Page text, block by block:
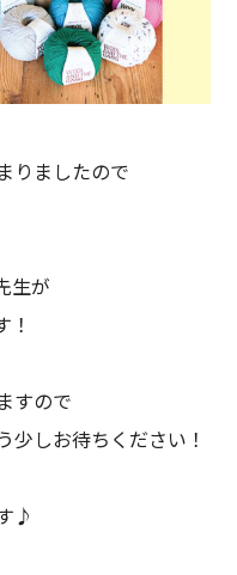
りましたので
生が
すので
少しお待ちください！
♪